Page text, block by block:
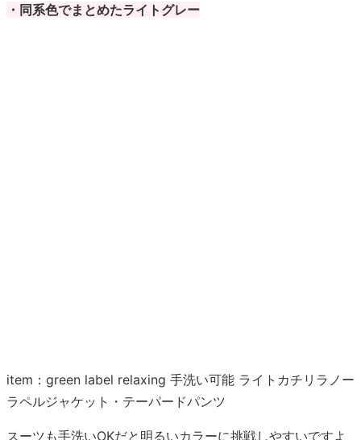
・同系色でまとめたライトグレー
item：green label relaxing 手洗い可能 ライトカチリラノー
ラペルジャケット・テーパードパンツ
スーツも手洗いOKだと明るいカラーに挑戦しやすいですよ